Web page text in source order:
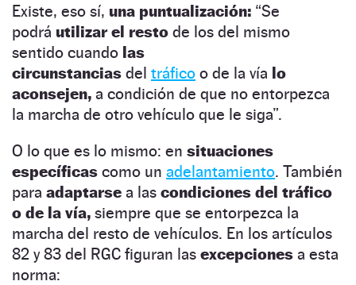
Existe, eso sí, una puntualización: “Se
podrá utilizar el resto de los del mismo
sentido cuando las
circunstancias del tráfico o de la vía lo
aconsejen, a condición de que no entorpezca
la marcha de otro vehículo que le siga”.
O lo que es lo mismo: en situaciones
específicas como un adelantamiento. También
para adaptarse a las condiciones del tráfico
o de la vía, siempre que se entorpezca la
marcha del resto de vehículos. En los artículos
82 y 83 del RGC figuran las excepciones a esta
norma: